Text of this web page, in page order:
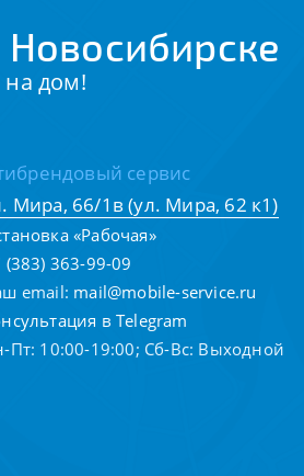
на дом!
сервис
Мира, 66/1в (ул. Мира, 62 к1)
«Рабочая»
(383) 363-99-09
email: mail@mobile-service.ru
в Telegram
Пт: 10:00-19:00; Сб-Вс: Выходной